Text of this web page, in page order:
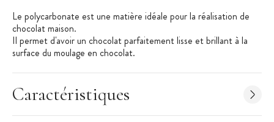
Le polycarbonate est une matière idéale pour la réalisation de
chocolat maison.
Il permet d'avoir un chocolat parfaitement lisse et brillant à la
surface du moulage en chocolat.
gamme Chocolate World.
Pour faire vos fritures en chocolat, bonbons en chocolat ou
moulages en chocolat, il vous faut un matériel adapté et de
Caractéristiques